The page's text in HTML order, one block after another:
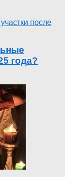
года?